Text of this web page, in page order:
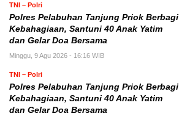
TNI – Polri
Polres Pelabuhan Tanjung Priok Berbagi
Kebahagiaan, Santuni 40 Anak Yatim
dan Gelar Doa Bersama
Minggu, 9 Agu 2026 - 16:16 WIB
TNI – Polri
Polres Pelabuhan Tanjung Priok Berbagi
Kebahagiaan, Santuni 40 Anak Yatim
dan Gelar Doa Bersama